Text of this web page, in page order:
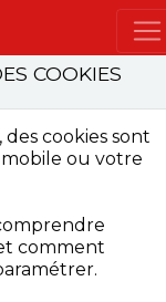
COOKIES
cookies sont
ou votre
comment